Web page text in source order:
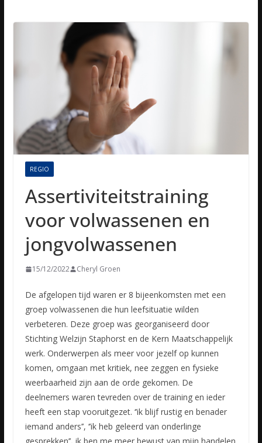
REGIO
Assertiviteitstraining
voor volwassenen en
jongvolwassenen
15/12/2022 Cheryl Groen
De afgelopen tijd waren er 8 bijeenkomsten met een
groep volwassenen die hun leefsituatie wilden
verbeteren. Deze groep was georganiseerd door
Stichting Welzijn Staphorst en de Kern Maatschappelijk
werk. Onderwerpen als meer voor jezelf op kunnen
komen, omgaan met kritiek, nee zeggen en fysieke
weerbaarheid zijn aan de orde gekomen. De
deelnemers waren tevreden over de training en ieder
heeft een stap vooruitgezet. ‘’ik blijf rustig en benader
iemand anders’’, ‘’ik heb geleerd van onderlinge